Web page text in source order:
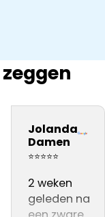
materiaal.
vakmannen
Harrie en
hebben
voortreffelijke
werk
inspectie,
gebeld, die
reageerde
dag later
Jan al op het
dak voor de
Jolanda
Damen
⭐⭐⭐⭐⭐
2 weken
geleden na